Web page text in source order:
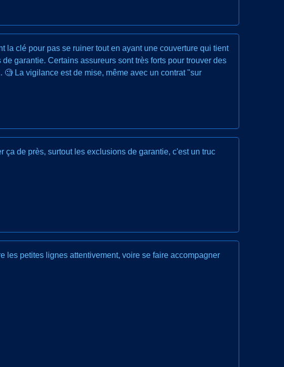
la clé pour pas se ruiner tout en ayant une couverture qui tient
garantie. Certains assureurs sont très forts pour trouver des
La vigilance est de mise, même avec un contrat "sur
de près, surtout les exclusions de garantie, c'est un truc
les petites lignes attentivement, voire se faire accompagner